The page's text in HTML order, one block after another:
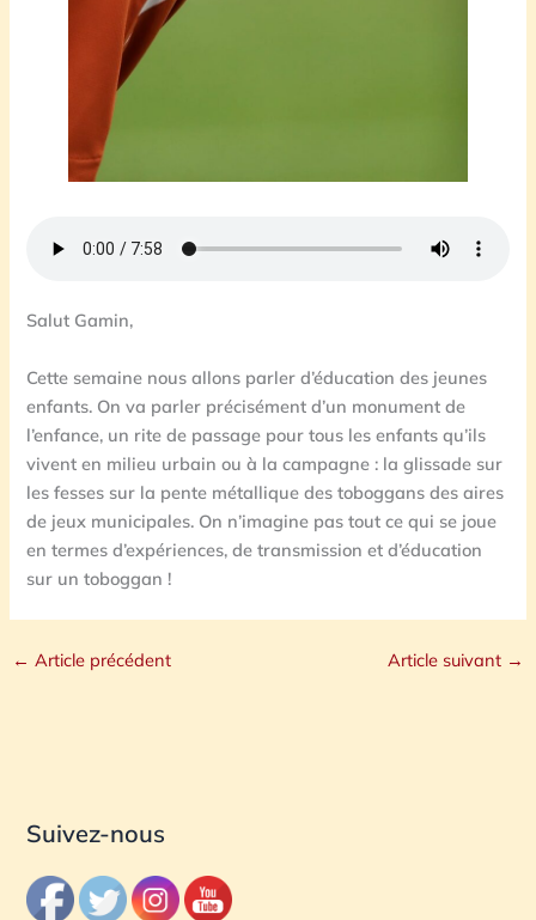
Salut Gamin,
Cette semaine nous allons parler d’éducation des jeunes
enfants. On va parler précisément d’un monument de
l’enfance, un rite de passage pour tous les enfants qu’ils
vivent en milieu urbain ou à la campagne : la glissade sur
les fesses sur la pente métallique des toboggans des aires
de jeux municipales. On n’imagine pas tout ce qui se joue
en termes d’expériences, de transmission et d’éducation
sur un toboggan !
← Article précédent Article suivant →
Suivez-nous